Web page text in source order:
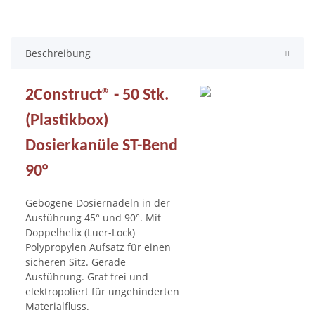
Beschreibung
2Construct® - 50 Stk.
(Plastikbox)
Dosierkanüle ST-Bend
90°
Gebogene Dosiernadeln in der
Ausführung 45° und 90°. Mit
Doppelhelix (Luer-Lock)
Polypropylen Aufsatz für einen
sicheren Sitz. Gerade
Ausführung. Grat frei und
elektropoliert für ungehinderten
Materialfluss.